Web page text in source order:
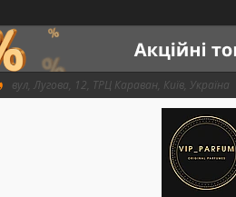
вул, Лугова, 12, ТРЦ Караван, Київ, Україна